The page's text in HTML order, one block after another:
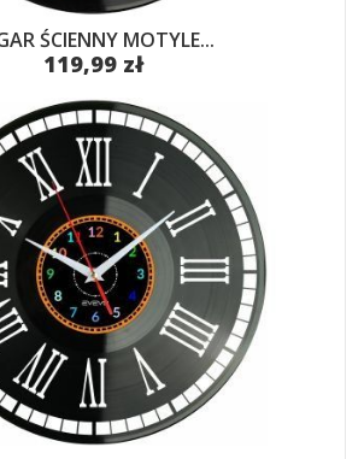
ŚCIENNY MOTYLE...
119,99 zł